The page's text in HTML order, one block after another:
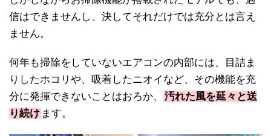
信はできませんし、決してそれだけでは充分とは言え
ません。
何年も掃除をしていないエアコンの内部には、目詰ま
りしたホコリや、吸着したニオイなど、その機能を充
分に発揮できないことはおろか、
汚れた風を延々と送
り続け ます。